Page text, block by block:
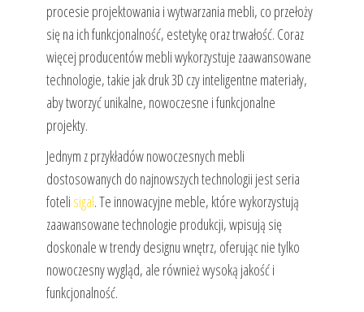
procesie projektowania i wytwarzania mebli, co przełoży
się na ich funkcjonalność, estetykę oraz trwałość. Coraz
więcej producentów mebli wykorzystuje zaawansowane
technologie, takie jak druk 3D czy inteligentne materiały,
aby tworzyć unikalne, nowoczesne i funkcjonalne
projekty.
Jednym z przykładów nowoczesnych mebli
dostosowanych do najnowszych technologii jest seria
foteli sigal. Te innowacyjne meble, które wykorzystują
zaawansowane technologie produkcji, wpisują się
doskonale w trendy designu wnętrz, oferując nie tylko
nowoczesny wygląd, ale również wysoką jakość i
funkcjonalność.